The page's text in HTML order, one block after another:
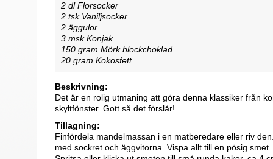
2 dl Florsocker
2 tsk Vaniljsocker
2 äggulor
3 msk Konjak
150 gram Mörk blockchoklad
20 gram Kokosfett
Beskrivning:
Det är en rolig utmaning att göra denna klassiker från
skyltfönster. Gott så det förslår!
Tillagning:
Finfördela mandelmassan i en matberedare eller riv
med sockret och äggvitorna. Vispa allt till en pösig smet.